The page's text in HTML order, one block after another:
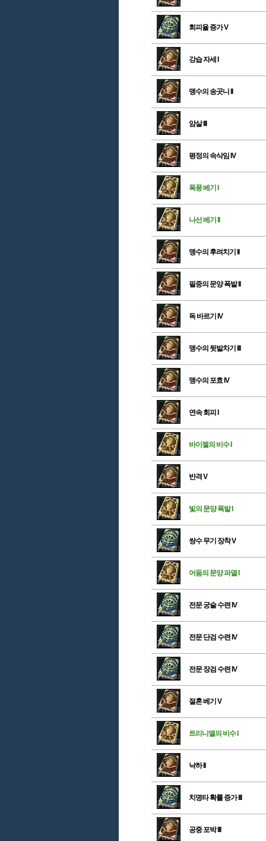
회피율 증가 V
강습 자세 I
맹수의 송곳니 II
암살 III
평정의 속삭임 IV
폭풍 베기 I
나선 베기 II
맹수의 후려치기 II
필중의 문양 폭발 II
독 바르기 IV
맹수의 뒷발차기 III
맹수의 포효 IV
연속 회피 I
바이젤의 비수 I
반격 V
빛의 문양 폭발 I
쌍수 무기 장착 V
어둠의 문양 파열 I
전문 궁술 수련 IV
전문 단검 수련 IV
전문 장검 수련 IV
절혼 베기 V
트리니엘의 비수 I
낙하 II
치명타 확률 증가 III
공중 포박 III